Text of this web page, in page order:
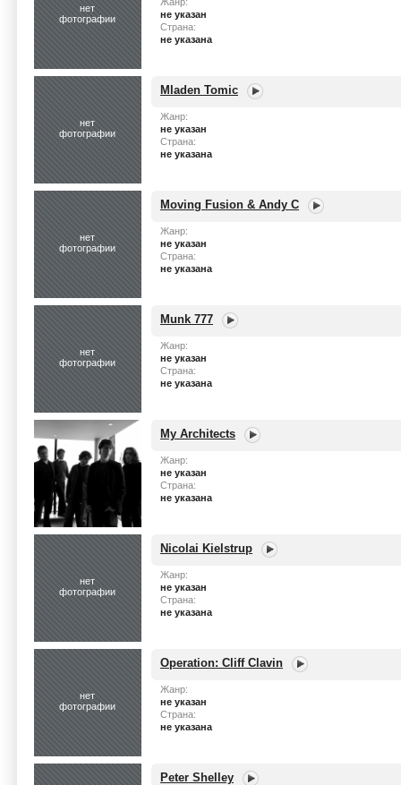
нет
фотографии
не указан
Страна:
не указана
нет
фотографии
Mladen Tomic
Жанр:
не указан
Страна:
не указана
нет
фотографии
Moving Fusion & Andy C
Жанр:
не указан
Страна:
не указана
нет
фотографии
Munk 777
Жанр:
не указан
Страна:
не указана
My Architects
Жанр:
не указан
Страна:
не указана
нет
фотографии
Nicolai Kielstrup
Жанр:
не указан
Страна:
не указана
нет
фотографии
Operation: Cliff Clavin
Жанр:
не указан
Страна:
не указана
Peter Shelley